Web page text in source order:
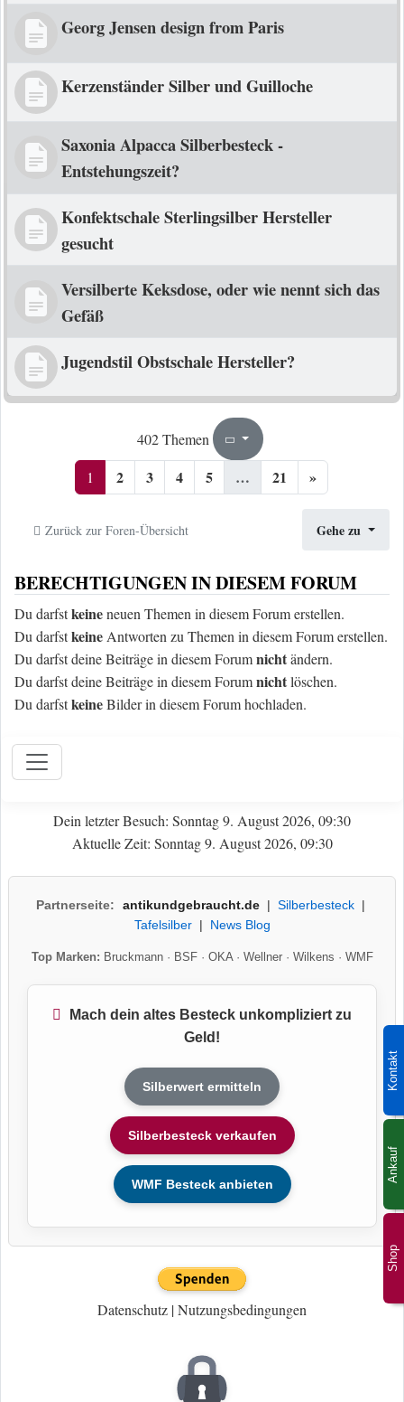
Shop
Kontakt
Ankauf
Georg Jensen design from Paris
Kerzenständer Silber und Guilloche
Saxonia Alpacca Silberbesteck -
Entstehungszeit?
Konfektschale Sterlingsilber Hersteller
gesucht
Versilberte Keksdose, oder wie nennt sich das
Gefäß
Jugendstil Obstschale Hersteller?
402 Themen Seite1
1 2 3 4 5 … 21 »
Zurück zur Foren-Übersicht Gehe zu
BERECHTIGUNGEN IN DIESEM FORUM
Du darfstkeineneuen Themen in diesem Forum erstellen.
Du darfstkeineAntworten zu Themen in diesem Forum erstellen.
Du darfst deine Beiträge in diesem Forumnichtändern.
Du darfst deine Beiträge in diesem Forumnichtlöschen.
Du darfstkeineBilder in diesem Forum hochladen.
Dein letzter Besuch: Sonntag 9. August 2026, 09:30
Aktuelle Zeit: Sonntag 9. August 2026, 09:30
Partnerseite: antikundgebraucht.de| Silberbesteck|
Tafelsilber| News Blog
Top Marken: Bruckmann· BSF· OKA· Wellner· Wilkens · WMF
Mach dein altes Besteck unkompliziert zu
Geld!
Silberwert ermitteln
Silberbesteck verkaufen
WMF Besteck anbieten
Datenschutz |Nutzungsbedingungen